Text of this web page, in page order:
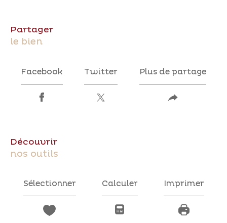
partager
le bien
Facebook Twitter Plus de partage
découvrir
nos outils
Sélectionner Calculer Imprimer